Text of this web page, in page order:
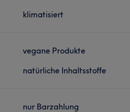
klimatisiert
vegane Produkte
natürliche Inhaltsstoffe
nur Barzahlung